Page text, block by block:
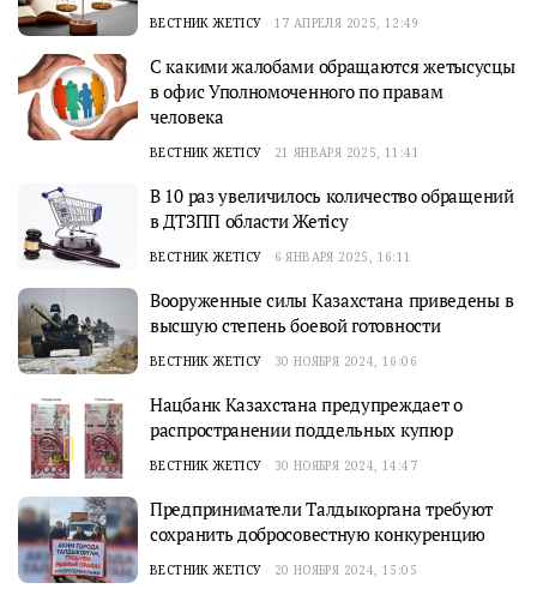
ВЕСТНИК ЖЕТІСУ 17 АПРЕЛЯ 2025, 12:49
С какими жалобами обращаются жетысусцы
в офис Уполномоченного по правам
человека
ВЕСТНИК ЖЕТІСУ 21 ЯНВАРЯ 2025, 11:41
В 10 раз увеличилось количество обращений
в ДТЗПП области Жетісу
ВЕСТНИК ЖЕТІСУ 6 ЯНВАРЯ 2025, 16:11
Вооруженные силы Казахстана приведены в
высшую степень боевой готовности
ВЕСТНИК ЖЕТІСУ 30 НОЯБРЯ 2024, 16:06
Нацбанк Казахстана предупреждает о
распространении поддельных купюр
ВЕСТНИК ЖЕТІСУ 30 НОЯБРЯ 2024, 14:47
Предприниматели Талдыкоргана требуют
сохранить добросовестную конкуренцию
ВЕСТНИК ЖЕТІСУ 20 НОЯБРЯ 2024, 15:05